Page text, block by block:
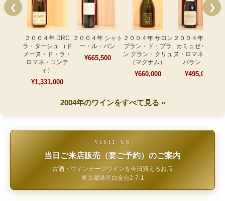
❮
２００４年 DRC
ラ・ターシュ （ド
メーヌ・ド・ラ・
ロマネ・コンテ
ィ）
¥1,331,000
２００４年 シャト
ー・ル・パン
¥665,500
２００４年 サロン
ブラン・ド・ブラ
ン グラン・クリュ
（マグナム）
¥660,000
２００４年 メオ・
カミュゼ ヴォー
ヌ・ロマネ クロ・
パラントゥ
¥495,000
❯
2004年のワインをすべて見る »
VISIT US
当日ご来店販売（要ご予約）のご案内
古酒・ヴィンテージワインを今日買えるお店
東京都港区白金台2-7-1